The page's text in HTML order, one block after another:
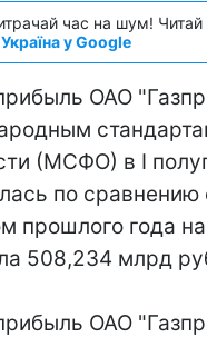
час на шум! Читай
у Google
ОАО
(МСФО) в I
по
прошлого года
508,234 млрд
ОАО